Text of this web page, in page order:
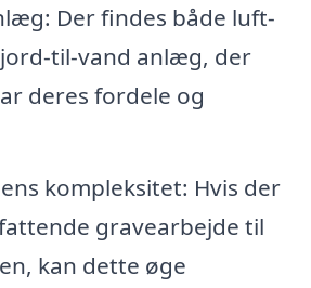
Der findes både luft-
til-vand anlæg, der
deres fordele og
kompleksitet: Hvis der
gravearbejde til
kan dette øge